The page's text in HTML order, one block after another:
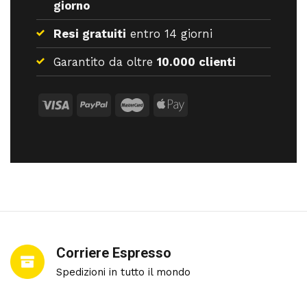
giorno
Resi gratuiti entro 14 giorni
Garantito da oltre 10.000 clienti
Corriere Espresso
Spedizioni in tutto il mondo